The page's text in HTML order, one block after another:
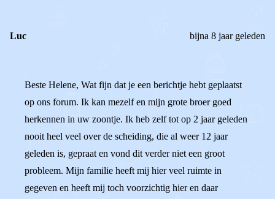
Luc bijna 8 jaar geleden
Beste Helene, Wat fijn dat je een berichtje hebt geplaatst
op ons forum. Ik kan mezelf en mijn grote broer goed
herkennen in uw zoontje. Ik heb zelf tot op 2 jaar geleden
nooit heel veel over de scheiding, die al weer 12 jaar
geleden is, gepraat en vond dit verder niet een groot
probleem. Mijn familie heeft mij hier veel ruimte in
gegeven en heeft mij toch voorzichtig hier en daar